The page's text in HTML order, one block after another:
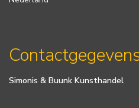
Simonis & Buunk Kunsthandel